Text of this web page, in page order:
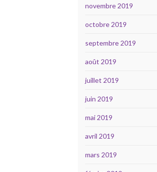
novembre 2019
octobre 2019
septembre 2019
août 2019
juillet 2019
juin 2019
mai 2019
avril 2019
mars 2019